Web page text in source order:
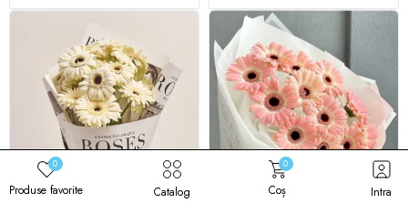
0
Produse favorite Catalog
0
Coș Intra